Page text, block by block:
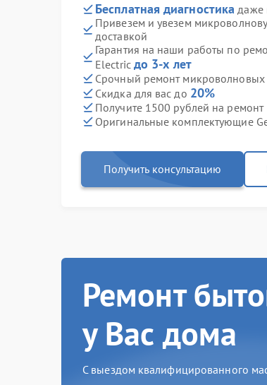
Бесплатная диагностика даже
Привезем и увезем
доставкой
Гарантия на наши работы по
Electric до 3-х лет
Срочный ремонт микроволновых
Скидка для вас до 20%
Получите 1500 рублей на ремонт
Оригинальные комплектующие
Получить консультацию
Ремонт
у Вас дома
С выездом квалифицированного